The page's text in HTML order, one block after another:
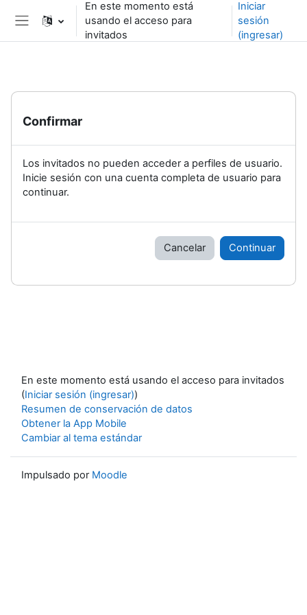
Saltar al contenido principal
Pánel lateral
En este momento está
usando el acceso para
invitados
Iniciar
sesión
(ingresar)
Confirmar
Los invitados no pueden acceder a perfiles de usuario.
Inicie sesión con una cuenta completa de usuario para
continuar.
Cancelar Continuar
En este momento está usando el acceso para invitados
(Iniciar sesión (ingresar))
Resumen de conservación de datos
Obtener la App Mobile
Cambiar al tema estándar
Impulsado por Moodle